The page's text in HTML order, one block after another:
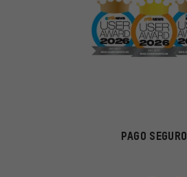
PAGO SEGURO